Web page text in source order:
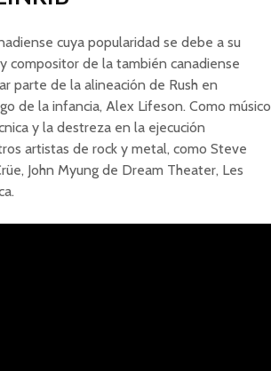
cuya popularidad se debe a su
compositor de la también canadiense
parte de la alineación de Rush en
de la infancia, Alex Lifeson. Como músico
y la destreza en la ejecución
artistas de rock y metal, como Steve
John Myung de Dream Theater, Les